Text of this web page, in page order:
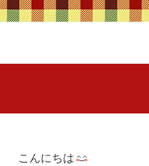
こんにちは